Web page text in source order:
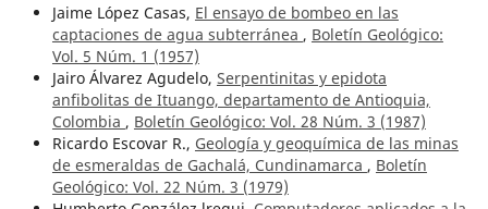
Jaime López Casas, El ensayo de bombeo en las
captaciones de agua subterránea , Boletín Geológico:
Vol. 5 Núm. 1 (1957)
Jairo Álvarez Agudelo, Serpentinitas y epidota
anfibolitas de Ituango, departamento de Antioquia,
Colombia , Boletín Geológico: Vol. 28 Núm. 3 (1987)
Ricardo Escovar R., Geología y geoquímica de las minas
de esmeraldas de Gachalá, Cundinamarca , Boletín
Geológico: Vol. 22 Núm. 3 (1979)